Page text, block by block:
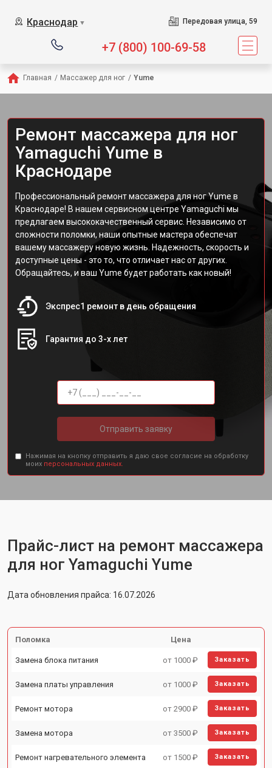
Краснодар ▼ Передовая улица, 59
+7 (800) 100-69-58
Главная / Массажер для ног / Yume
Ремонт массажера для ног
Yamaguchi Yume в
Краснодаре
Профессиональный ремонт массажера для ног Yume в
Краснодаре! В нашем сервисном центре Yamaguchi мы
предлагаем высококачественный сервис. Независимо от
сложности поломки, наши опытные мастера обеспечат
вашему массажеру новую жизнь. Надежность, скорость и
доступные цены - это то, что отличает нас от других.
Обращайтесь, и ваш Yume будет работать как новый!
Экспрес1 ремонт в день обращения
Гарантия до 3-х лет
Отправить заявку
Нажимая на кнопку отправить я даю свое согласие на обработку
моих персональных данных.
Прайс-лист на ремонт массажера
для ног Yamaguchi Yume
Дата обновления прайса: 16.07.2026
Поломка Цена
Замена блока питания от 1000 ₽ Заказать
Замена платы управления от 1000 ₽ Заказать
Ремонт мотора от 2900 ₽ Заказать
Замена мотора от 3500 ₽ Заказать
Ремонт нагревательного элемента от 1500 ₽ Заказать